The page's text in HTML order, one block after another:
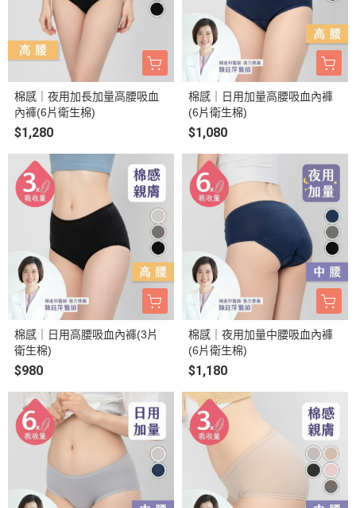
棉感｜夜用加長加量高腰吸血
內褲(6片衛生棉)
$1,280
棉感｜日用加量高腰吸血內褲
(6片衛生棉)
$1,080
棉感｜日用高腰吸血內褲(3片
衛生棉)
$980
棉感｜夜用加量中腰吸血內褲
(6片衛生棉)
$1,180